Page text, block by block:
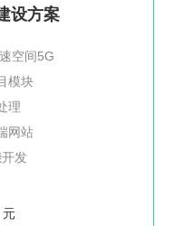
设方案
空间5G
模块
理
网站
发
元